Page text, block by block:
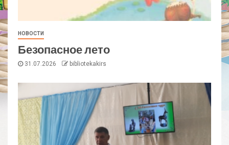
НОВОСТИ
Безопасное лето
31.07.2026 bibliotekakirs